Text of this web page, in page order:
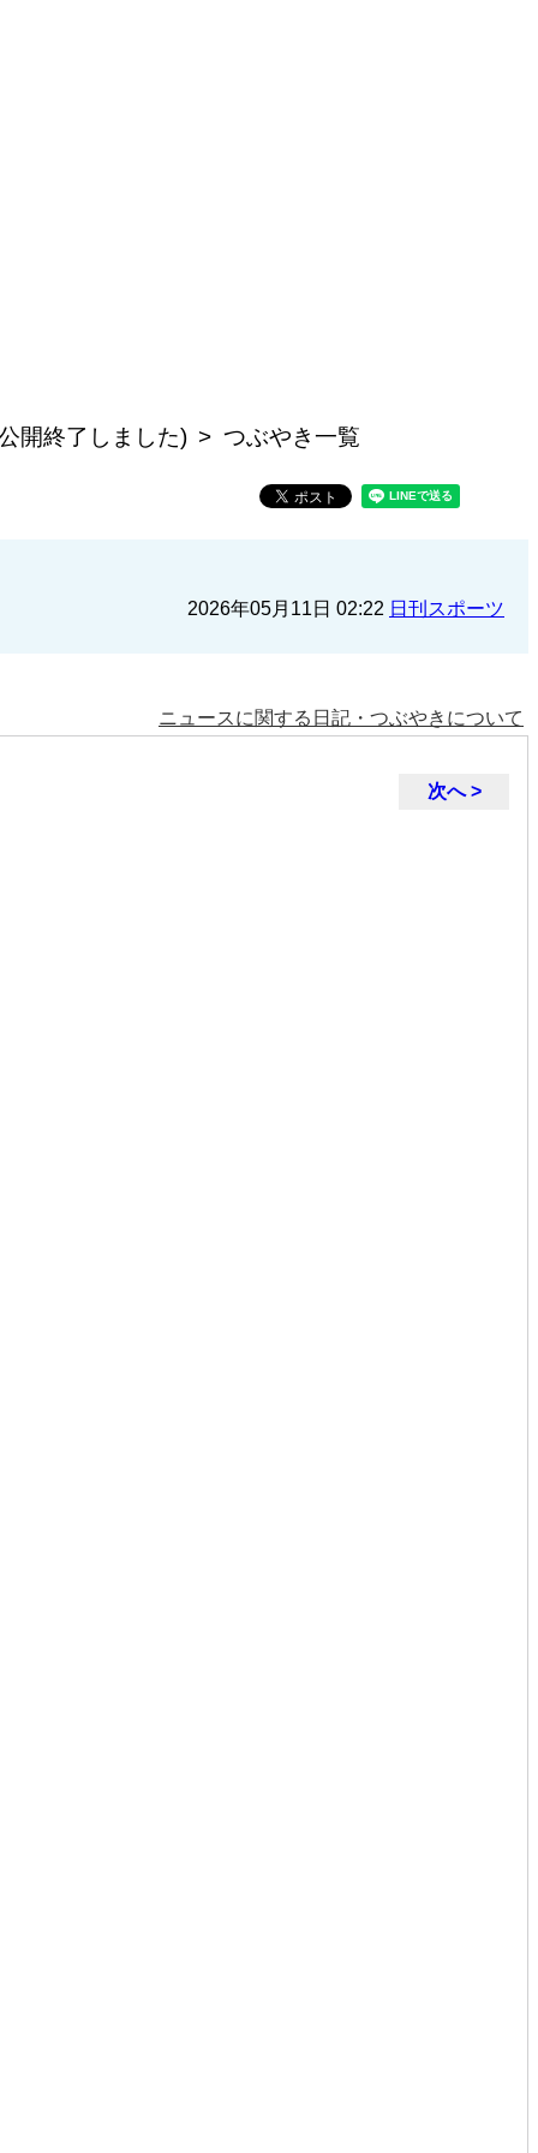
開終了しました) つぶやき一覧
2026年05月11日 02:22 日刊スポーツ
ニュースに関する日記・つぶやきについて
次へ >